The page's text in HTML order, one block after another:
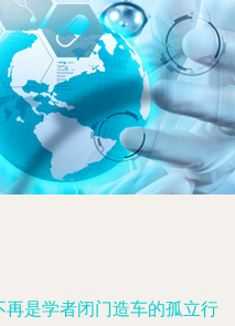
是学者闭门造车的孤立行